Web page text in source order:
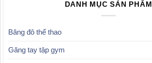
DANH MỤC SẢN PHẨM
Băng đô thể thao
Găng tay tập gym